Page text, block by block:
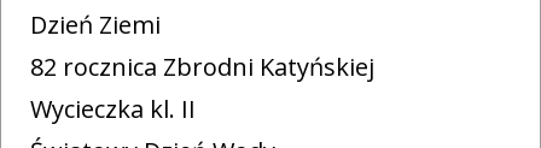
Dzień Ziemi
82 rocznica Zbrodni Katyńskiej
Wycieczka kl. II